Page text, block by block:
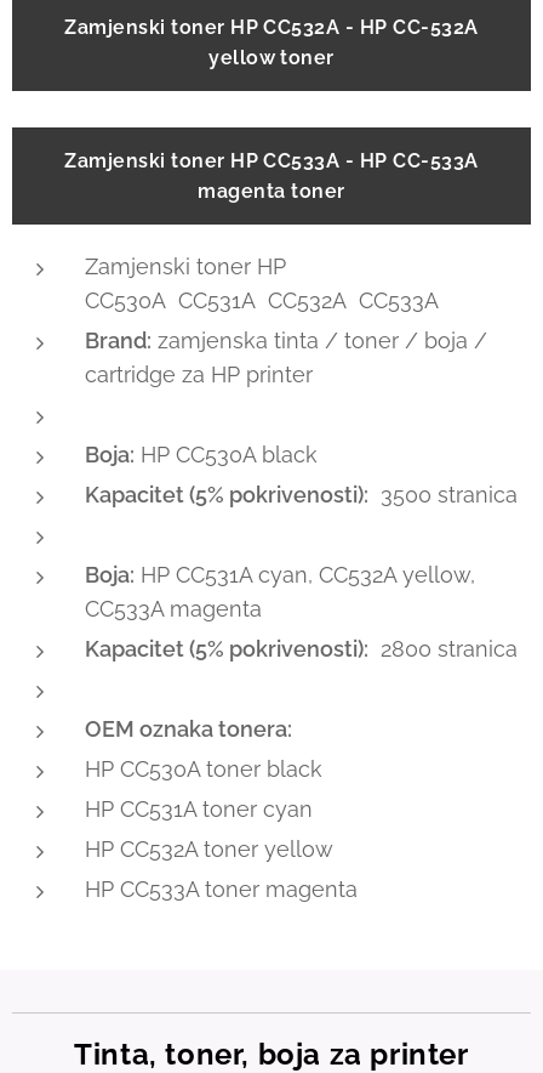
Zamjenski toner HP CC532A - HP CC-532A
yellow toner
Zamjenski toner HP CC533A - HP CC-533A
magenta toner
Zamjenski toner HP
CC530A CC531A CC532A CC533A
Brand: zamjenska tinta / toner / boja /
cartridge za HP printer
Boja: HP CC530A black
Kapacitet (5% pokrivenosti): 3500 stranica
Boja: HP CC531A cyan, CC532A yellow,
CC533A magenta
Kapacitet (5% pokrivenosti): 2800 stranica
OEM oznaka tonera:
HP CC530A toner black
HP CC531A toner cyan
HP CC532A toner yellow
HP CC533A toner magenta
Tinta, toner, boja za printer